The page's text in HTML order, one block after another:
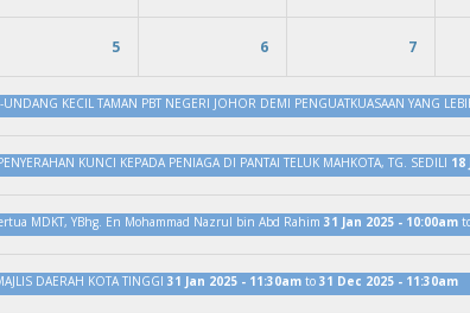
5 6 7
KECIL TAMAN PBT NEGERI JOHOR DEMI PENGUATKUASAAN YANG
KUNCI KEPADA PENIAGA DI PANTAI TELUK MAHKOTA, TG. SEDILI 18
MDKT, YBhg. En Mohammad Nazrul bin Abd Rahim31 Jan 2025 - 10:00am
DAERAH KOTA TINGGI31 Jan 2025 - 11:30am to31 Dec 2025 - 11:30am